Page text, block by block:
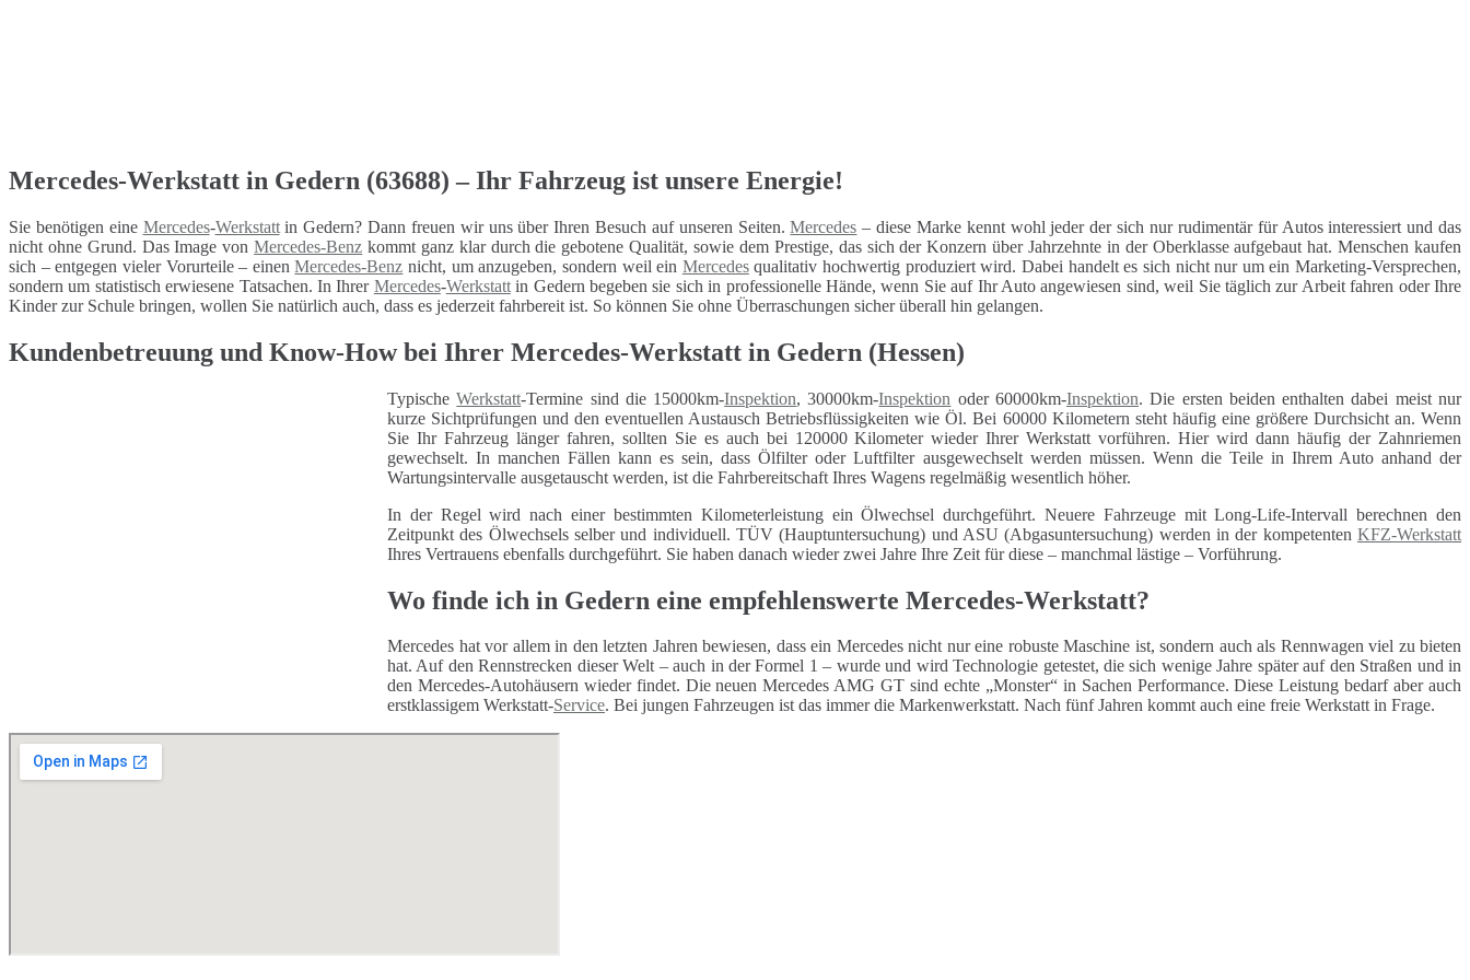
Mercedes-Werkstatt in Gedern (63688) – Ihr Fahrzeug ist unsere Energie!
Sie benötigen eine Mercedes-Werkstattin Gedern? Dann freuen wir uns über Ihren Besuch auf unseren Seiten.Mercedes – diese Marke kennt wohl jeder der sich nur rudimentär für Autos interessiert und das
nicht ohne Grund. Das Image vonMercedes-Benz kommt ganz klar durch die gebotene Qualität, sowie dem Prestige, das sich der Konzern über Jahrzehnte in der Oberklasse aufgebaut hat. Menschen kaufen
sich – entgegen vieler Vorurteile – einenMercedes-Benz nicht, um anzugeben, sondern weil ein Mercedesqualitativ hochwertig produziert wird. Dabei handelt es sich nicht nur um ein Marketing-Versprechen,
sondern um statistisch erwiesene Tatsachen. In Ihrer Mercedes-Werkstattin Gedern begeben sie sich in professionelle Hände, wenn Sie auf Ihr Auto angewiesen sind, weil Sie täglich zur Arbeit fahren oder Ihre
Kinder zur Schule bringen, wollen Sie natürlich auch, dass es jederzeit fahrbereit ist. So können Sie ohne Überraschungen sicher überall hin gelangen.
Kundenbetreuung und Know-How bei Ihrer Mercedes-Werkstatt in Gedern (Hessen)
TypischeWerkstatt-Termine sind die 15000km-Inspektion, 30000km-Inspektion oder 60000km-Inspektion. Die ersten beiden enthalten dabei meist nur
kurze Sichtprüfungen und den eventuellen Austausch Betriebsflüssigkeiten wie Öl. Bei 60000 Kilometern steht häufig eine größere Durchsicht an. Wenn
Sie Ihr Fahrzeug länger fahren, sollten Sie es auch bei 120000 Kilometer wieder Ihrer Werkstatt vorführen. Hier wird dann häufig der Zahnriemen
gewechselt. In manchen Fällen kann es sein, dass Ölfilter oder Luftfilter ausgewechselt werden müssen. Wenn die Teile in Ihrem Auto anhand der
Wartungsintervalle ausgetauscht werden, ist die Fahrbereitschaft Ihres Wagens regelmäßig wesentlich höher.
In der Regel wird nach einer bestimmten Kilometerleistung ein Ölwechsel durchgeführt. Neuere Fahrzeuge mit Long-Life-Intervall berechnen den
Zeitpunkt des Ölwechsels selber und individuell. TÜV (Hauptuntersuchung) und ASU (Abgasuntersuchung) werden in der kompetenten KFZ-Werkstatt
Ihres Vertrauens ebenfalls durchgeführt. Sie haben danach wieder zwei Jahre Ihre Zeit für diese – manchmal lästige – Vorführung.
Wo finde ich in Gedern eine empfehlenswerte Mercedes-Werkstatt?
Mercedes hat vor allem in den letzten Jahren bewiesen, dass ein Mercedes nicht nur eine robuste Maschine ist, sondern auch als Rennwagen viel zu bieten
hat. Auf den Rennstrecken dieser Welt – auch in der Formel 1 – wurde und wird Technologie getestet, die sich wenige Jahre später auf den Straßen und in
den Mercedes-Autohäusern wieder findet. Die neuen Mercedes AMG GT sind echte „Monster“ in Sachen Performance. Diese Leistung bedarf aber auch
erstklassigem Werkstatt-Service. Bei jungen Fahrzeugen ist das immer die Markenwerkstatt. Nach fünf Jahren kommt auch eine freie Werkstatt in Frage.